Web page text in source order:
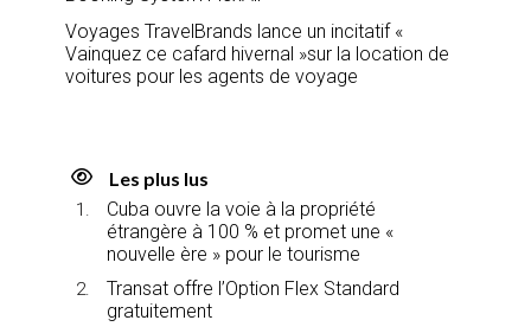
Voyages TravelBrands lance un incitatif «
Vainquez ce cafard hivernal »sur la location de
voitures pour les agents de voyage
Les plus lus
Cuba ouvre la voie à la propriété
étrangère à 100 % et promet une «
nouvelle ère » pour le tourisme
Transat offre l’Option Flex Standard
gratuitement